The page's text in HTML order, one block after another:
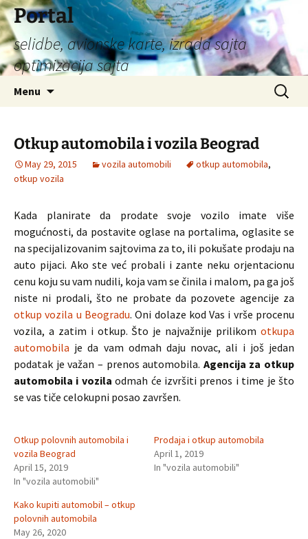
Portal
selidbe, avionske karte, izrada sajta
optimizacija sajta
Menu
Search
for:
Otkup automobila i vozila Beograd
May 29, 2015 vozila automobili otkup automobila,
otkup vozila
Kada planirate da prodate svoje vozilo imate više
mogućnosti, da postavite oglase na portalima, oglasite se
na specijalizovanim sajtovima za to, ili pokušate prodaju na
auto pijaci. Ako ste već probali i zante neku orjentacionu
cenu koju su vam nudili, koja vam se činila i malom, pa ga još
niste ni prodali, što ne probate da pozovete agencije za
otkup vozila u Beogradu. Oni dolaze kod Vas i vrše procenu
vozila, a zatim i otkup. Što je najvažnije prilikom otkupa
automobila je da vam odmah daju novac, ali i još jedan
podatak je važan – prenos automobila. Agencija za otkup
automobila i vozila odmah će izvršiti prenos i time je što
se vas tiče celokupni posao završen.
Otkup polovnih automobila i
vozila Beograd
April 15, 2019
In "vozila automobili"
Prodaja i otkup automobila
April 1, 2019
In "vozila automobili"
Kako kupiti automobil – otkup
polovnih automobila
May 26, 2020